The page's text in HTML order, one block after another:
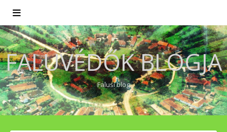
FALUVÉDŐK BLOGJA
Falusi blog